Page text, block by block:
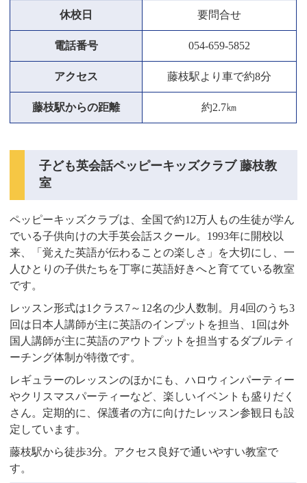
休校日 要問合せ
電話番号 054-659-5852
アクセス 藤枝駅より車で約8分
藤枝駅からの距離 約2.7㎞
子ども英会話ペッピーキッズクラブ 藤枝教
室
ペッピーキッズクラブは、全国で約12万人もの生徒が学ん
でいる子供向けの大手英会話スクール。1993年に開校以
来、「覚えた英語が伝わることの楽しさ」を大切にし、一
人ひとりの子供たちを丁寧に英語好きへと育てている教室
です。
レッスン形式は1クラス7～12名の少人数制。月4回のうち3
回は日本人講師が主に英語のインプットを担当、1回は外
国人講師が主に英語のアウトプットを担当するダブルティ
ーチング体制が特徴です。
レギュラーのレッスンのほかにも、ハロウィンパーティー
やクリスマスパーティーなど、楽しいイベントも盛りだく
さん。定期的に、保護者の方に向けたレッスン参観日も設
定しています。
藤枝駅から徒歩3分。アクセス良好で通いやすい教室で
す。